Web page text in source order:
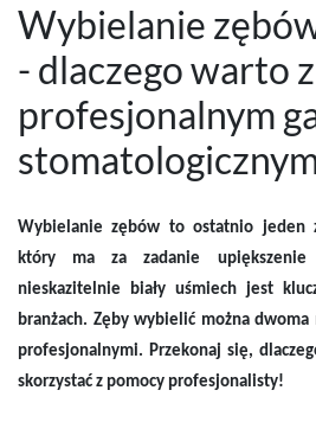
Wybielanie
- dlaczego warto
profesjonalnym
Wybielanie zębów to ostatnio jeden
który ma za zadanie upiększenie
nieskazitelnie biały uśmiech jest
branżach. Zęby wybielić można
profesjonalnymi. Przekonaj się,
skorzystać z pomocy profesjonalisty!